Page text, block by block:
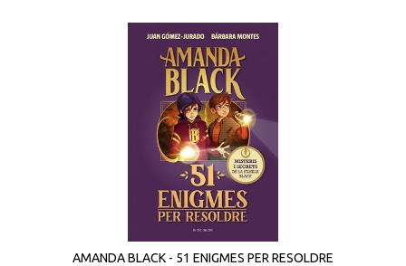
AMANDA BLACK - 51 ENIGMES PER RESOLDRE